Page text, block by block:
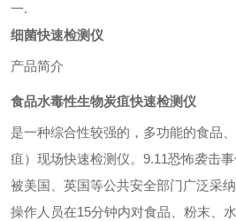
一.
细菌快速检测仪
产品简介
食品水毒性生物炭疽快速检测仪
是一种综合性较强的，多功能的食品
疽）现场快速检测仪。 9.11恐怖袭击
被美国、英国等公共安全部门广泛采
操作人员在15分钟内对食品、粉末、